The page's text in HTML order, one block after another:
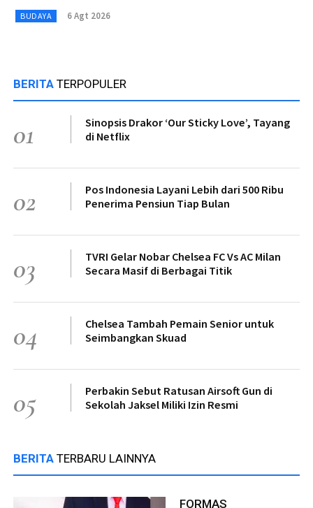
BUDAYA 6 Agt 2026
BERITA TERPOPULER
01
Sinopsis Drakor ‘Our Sticky Love’, Tayang
di Netflix
02
Pos Indonesia Layani Lebih dari 500 Ribu
Penerima Pensiun Tiap Bulan
03
TVRI Gelar Nobar Chelsea FC Vs AC Milan
Secara Masif di Berbagai Titik
04
Chelsea Tambah Pemain Senior untuk
Seimbangkan Skuad
05
Perbakin Sebut Ratusan Airsoft Gun di
Sekolah Jaksel Miliki Izin Resmi
BERITA TERBARU LAINNYA
FORMAS